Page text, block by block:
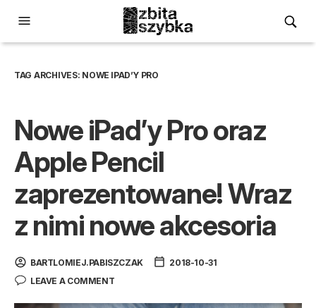
TAG ARCHIVES: NOWE IPAD’Y PRO
Nowe iPad’y Pro oraz
Apple Pencil
zaprezentowane! Wraz
z nimi nowe akcesoria
BARTLOMIEJ.PABISZCZAK
2018-10-31
LEAVE A COMMENT